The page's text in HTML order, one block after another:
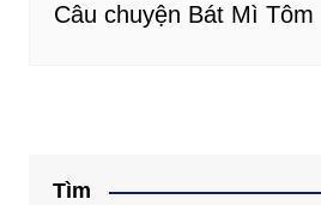
Câu chuyện Bát Mì Tôm
Tìm